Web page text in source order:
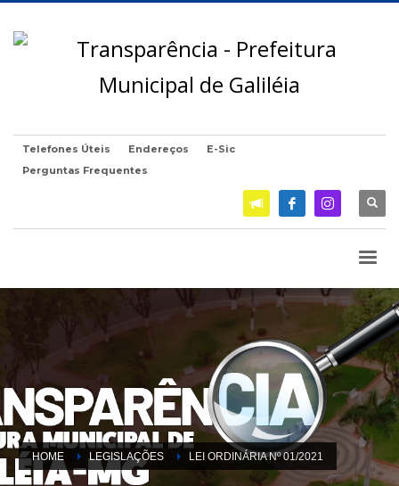
Telefones Úteis Endereços
E-Sic
Perguntas Frequentes
HOME LEGISLAÇÕES LEI ORDINÁRIA Nº 01/2021